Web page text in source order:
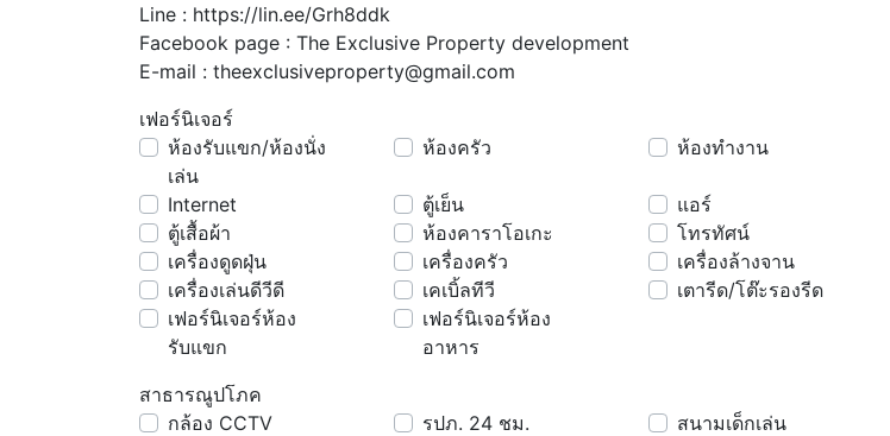
Line : https://lin.ee/Grh8ddk
Facebook page : The Exclusive Property development
E-mail : theexclusiveproperty@gmail.com
เฟอร์นิเจอร์
ห้องรับแขก/ห้องนั่ง
เล่น
ห้องครัว ห้องทำงาน
Internet ตู้เย็น แอร์
ตู้เสื้อผ้า
ห้องคาราโอเกะ โทรทัศน์
เครื่องดูดฝุ่น
เครื่องครัว เครื่องล้างจาน
เครื่องเล่นดีวีดี
เคเบิ้ลทีวี เตารีด/โต๊ะรองรีด
เฟอร์นิเจอร์ห้อง
รับแขก
เฟอร์นิเจอร์ห้อง
อาหาร
สาธารณูปโภค
กล้อง CCTV
รปภ. 24 ชม. สนามเด็กเล่น